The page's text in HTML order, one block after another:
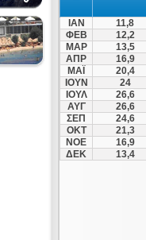
ΙΑΝ
11,8
ΦΕΒ
12,2
ΜΑΡ
13,5
ΑΠΡ
16,9
ΜΑΪ
20,4
ΙΟΥΝ
24
ΙΟΥΛ
26,6
ΑΥΓ
26,6
ΣΕΠ
24,6
ΟΚΤ
21,3
ΝΟΕ
16,9
ΔΕΚ
13,4